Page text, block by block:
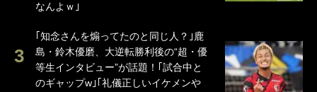
なんよｗ｣
｢知念さんを煽ってたのと同じ人？｣鹿
島・鈴木優磨、大逆転勝利後の“超・優
等生インタビュー”が話題！｢試合中と
のギャップw｣｢礼儀正しいイケメンや